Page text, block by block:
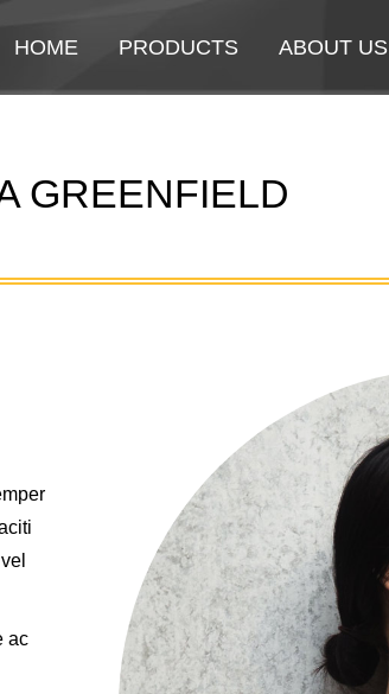
HOME PRODUCTS ABOUT US
GREENFIELD
ac
HOME PRODUCTS ABOUT US